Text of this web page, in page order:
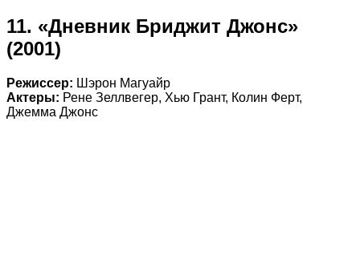
11. «Дневник Бриджит Джонс»
(2001)
Режиссер: Шэрон Магуайр
Актеры: Рене Зеллвегер, Хью Грант, Колин Ферт,
Джемма Джонс